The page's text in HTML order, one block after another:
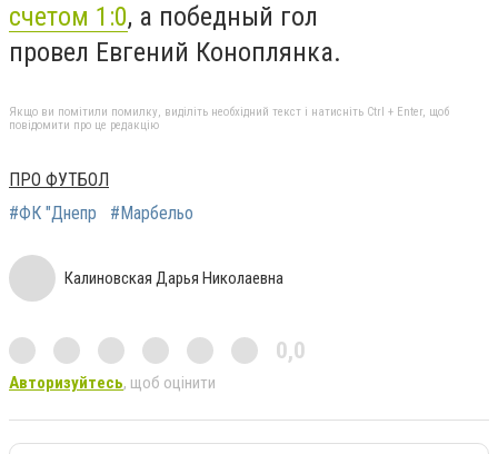
счетом 1:0, а победный гол
провел Евгений Коноплянка.
Якщо ви помітили помилку, виділіть необхідний текст і натисніть Ctrl + Enter, щоб
повідомити про це редакцію
ПРО ФУТБОЛ
#ФК "Днепр
#Марбельо
Калиновская Дарья Николаевна
0,0
Авторизуйтесь, щоб оцінити